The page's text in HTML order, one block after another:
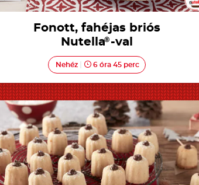
Fonott, fahéjas briós
Nutella® -val
Nehéz 6 óra 45 perc
Mandulás piskóta Nutella<sup>®</sup>-val